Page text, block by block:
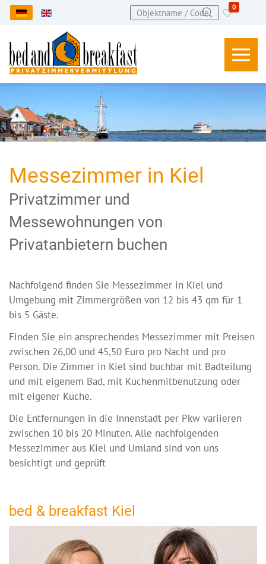
Sprache auswählen 0
Messezimmer in Kiel
Privatzimmer und
Messewohnungen von
Privatanbietern buchen
Nachfolgend finden Sie Messezimmer in Kiel und
Umgebung mit Zimmergrößen von 12 bis 43 qm für 1
bis 5 Gäste.
Finden Sie ein ansprechendes Messezimmer mit Preisen
zwischen 26,00 und 45,50 Euro pro Nacht und pro
Person. Die Zimmer in Kiel sind buchbar mit Badteilung
und mit eigenem Bad, mit Küchenmitbenutzung oder
mit eigener Küche.
Die Entfernungen in die Innenstadt per Pkw variieren
zwischen 10 bis 20 Minuten. Alle nachfolgenden
Messezimmer aus Kiel und Umland sind von uns
besichtigt und geprüft
bed & breakfast Kiel